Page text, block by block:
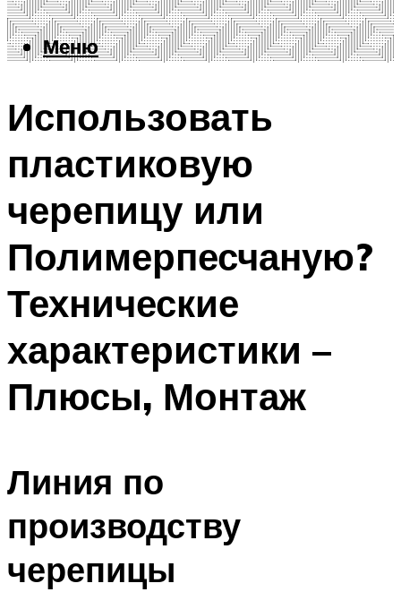
Меню
Меню
Использовать
пластиковую
черепицу или
Полимерпесчаную?
Технические
характеристики –
Плюсы, Монтаж
Линия по
производству
черепицы